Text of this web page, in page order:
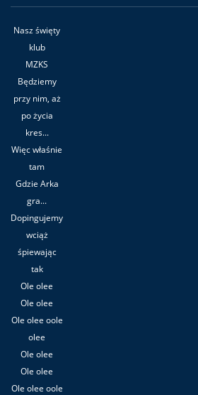
Nasz święty
klub
MZKS
Będziemy
przy nim, aż
po życia
kres...
Więc właśnie
tam
Gdzie Arka
gra...
Dopingujemy
wciąż
śpiewając
tak
Ole olee
Ole olee
Ole olee oole
olee
Ole olee
Ole olee
Ole olee oole